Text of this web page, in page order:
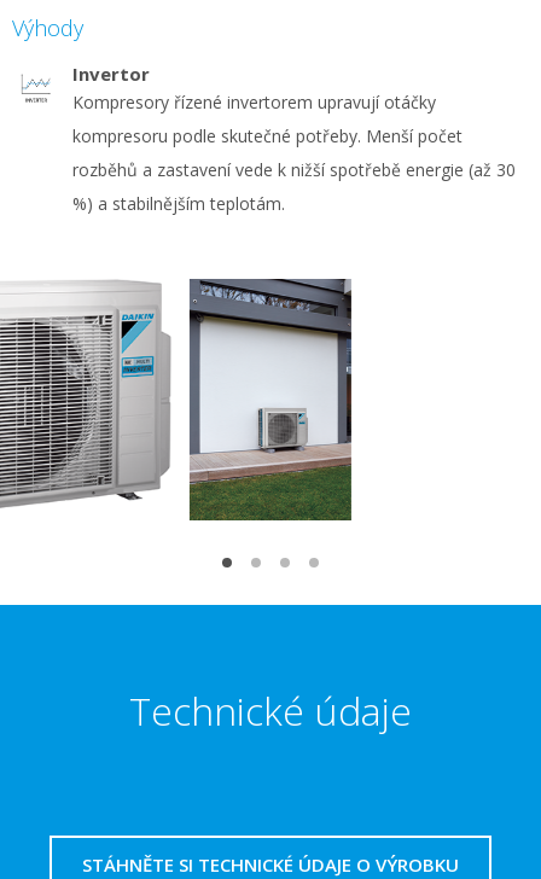
Výhody
Invertor
Kompresory řízené invertorem upravují otáčky
kompresoru podle skutečné potřeby. Menší počet
rozběhů a zastavení vede k nižší spotřebě energie (až 30
%) a stabilnějším teplotám.
Technické údaje
STÁHNĚTE SI TECHNICKÉ ÚDAJE O VÝROBKU